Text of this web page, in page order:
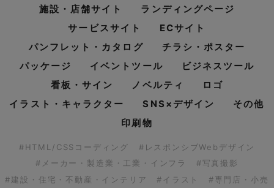
施設・店舗サイト
ランディングページ
サービスサイト
ECサイト
パンフレット・カタログ
チラシ・ポスター
パッケージ
イベントツール
ビジネスツール
看板・サイン
ノベルティ
ロゴ
イラスト・キャラクター
SNS×デザイン
その他
印刷物
#HTML/CSSコーディング
#レスポンシブWebデザイン
#メーカー・製造業・工業・インフラ
#写真撮影
#建設・住宅・不動産・インテリア
#イラスト
#専門店・小売